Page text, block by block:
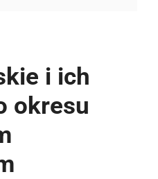
i ich
okresu